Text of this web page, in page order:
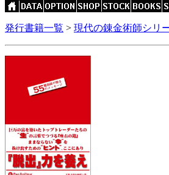
発行書籍一覧 > 現代の錬金術師シリ